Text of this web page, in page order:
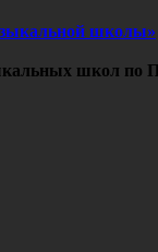
школы»
школ по